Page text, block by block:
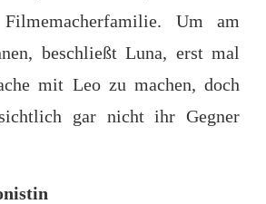
Um am
beschließt Luna, erst mal
mit Leo zu machen, doch
gar nicht ihr Gegner